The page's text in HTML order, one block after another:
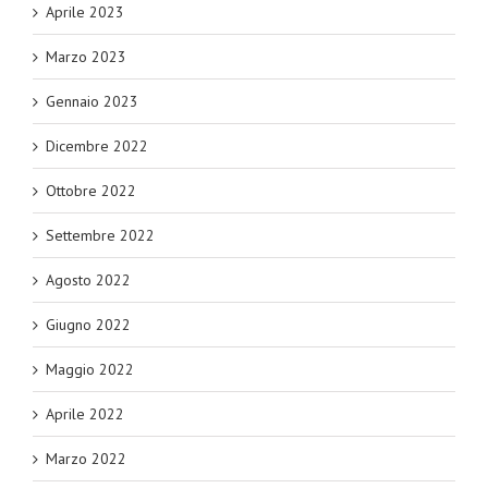
Aprile 2023
Marzo 2023
Gennaio 2023
Dicembre 2022
Ottobre 2022
Settembre 2022
Agosto 2022
Giugno 2022
Maggio 2022
Aprile 2022
Marzo 2022